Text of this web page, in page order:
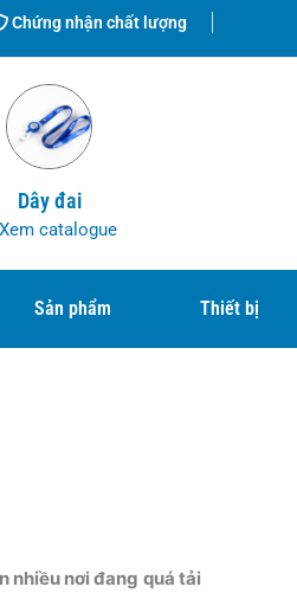
Chứng nhận chất lượng
Dây đai
catalogue
Sản phẩm Thiết bị
nhiều nơi đang quá tải